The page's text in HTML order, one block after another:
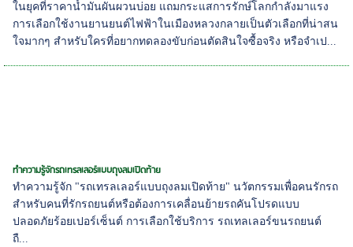
ในยุคที่ราคาน้ำมันผันผวนบ่อย แถมกระแสการรักษ์โลกกำลังมาแรง
การเลือกใช้งานยานยนต์ไฟฟ้าในเมืองหลวงกลายเป็นตัวเลือกที่น่าสน
ใจมากๆ สำหรับใครที่อยากทดลองขับก่อนตัดสินใจซื้อจริง หรือจำเป...
ทำความรู้จักรถเทรลเลอร์แบบถุงลมเปิดท้าย
ทำความรู้จัก "รถเทรลเลอร์แบบถุงลมเปิดท้าย" นวัตกรรมเพื่อคนรักรถ
สำหรับคนที่รักรถยนต์หรือต้องการเคลื่อนย้ายรถคันโปรดแบบ
ปลอดภัยร้อยเปอร์เซ็นต์ การเลือกใช้บริการ รถเทลเลอร์ขนรถยนต์
ถื...